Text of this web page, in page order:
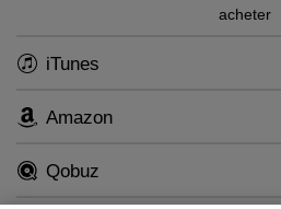
acheter
iTunes
Amazon
Qobuz